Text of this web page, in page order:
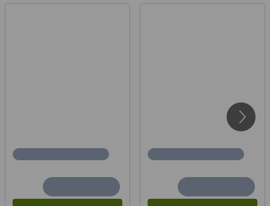
Hochlochziegel- und